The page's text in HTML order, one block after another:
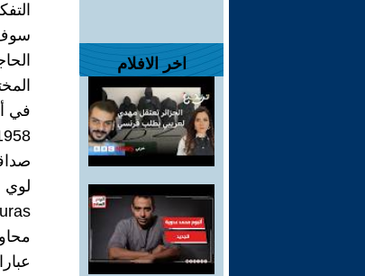
اخر الافلام
سوف
في